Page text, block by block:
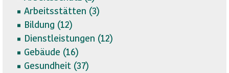
Arbeitsstätten (3)
Bildung (12)
Dienstleistungen (12)
Gebäude (16)
Gesundheit (37)